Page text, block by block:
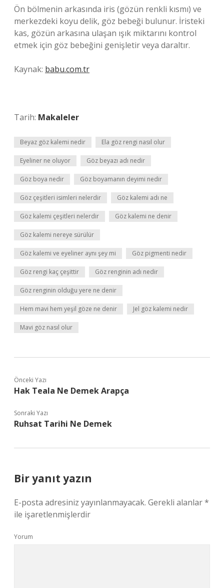
Ön bölmenin arkasında iris (gözün renkli kısmı) ve
merkezdeki koyu delik, göz bebeği bulunur. İristeki
kas, gözün arkasına ulaşan ışık miktarını kontrol
etmek için göz bebeğini genişletir veya daraltır.
Kaynak: babu.com.tr
Tarih: Makaleler
Beyaz göz kalemi nedir Ela göz rengi nasıl olur
Eyeliner ne oluyor Göz beyazı adı nedir
Göz boya nedir Göz boyamanın deyimi nedir
Göz çeşitleri isimleri nelerdir Göz kalemi adı ne
Göz kalemi çeşitleri nelerdir Göz kalemi ne denir
Göz kalemi nereye sürülür
Göz kalemi ve eyeliner aynı şey mi Göz pigmenti nedir
Göz rengi kaç çeşittir Göz renginin adı nedir
Göz renginin olduğu yere ne denir
Hem mavi hem yeşil göze ne denir Jel göz kalemi nedir
Mavi göz nasıl olur
Önceki Yazı
Hak Teala Ne Demek Arapça
Sonraki Yazı
Ruhsat Tarihi Ne Demek
Bir yanıt yazın
E-posta adresiniz yayınlanmayacak. Gerekli alanlar*
ile işaretlenmişlerdir
Yorum